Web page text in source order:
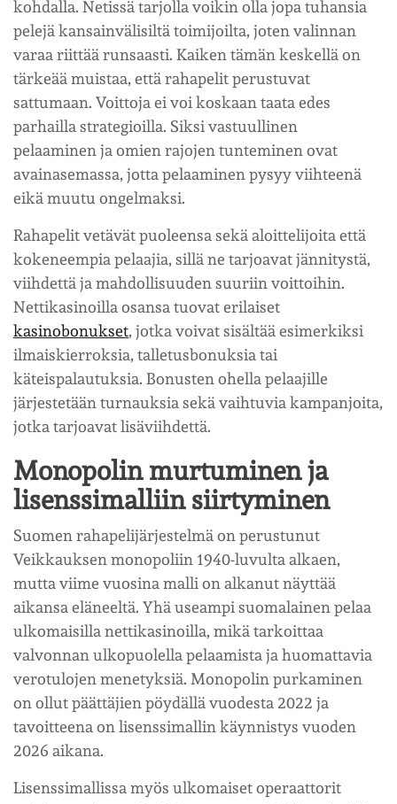
kohdalla. Netissä tarjolla voikin olla jopa tuhansia
pelejä kansainvälisiltä toimijoilta, joten valinnan
varaa riittää runsaasti. Kaiken tämän keskellä on
tärkeää muistaa, että rahapelit perustuvat
sattumaan. Voittoja ei voi koskaan taata edes
parhailla strategioilla. Siksi vastuullinen
pelaaminen ja omien rajojen tunteminen ovat
avainasemassa, jotta pelaaminen pysyy viihteenä
eikä muutu ongelmaksi.
Rahapelit vetävät puoleensa sekä aloittelijoita että
kokeneempia pelaajia, sillä ne tarjoavat jännitystä,
viihdettä ja mahdollisuuden suuriin voittoihin.
Nettikasinoilla osansa tuovat erilaiset
kasinobonukset, jotka voivat sisältää esimerkiksi
ilmaiskierroksia, talletusbonuksia tai
käteispalautuksia. Bonusten ohella pelaajille
järjestetään turnauksia sekä vaihtuvia kampanjoita,
jotka tarjoavat lisäviihdettä.
Monopolin murtuminen ja
lisenssimalliin siirtyminen
Suomen rahapelijärjestelmä on perustunut
Veikkauksen monopoliin 1940-luvulta alkaen,
mutta viime vuosina malli on alkanut näyttää
aikansa eläneeltä. Yhä useampi suomalainen pelaa
ulkomaisilla nettikasinoilla, mikä tarkoittaa
valvonnan ulkopuolella pelaamista ja huomattavia
verotulojen menetyksiä. Monopolin purkaminen
on ollut päättäjien pöydällä vuodesta 2022 ja
tavoitteena on lisenssimallin käynnistys vuoden
2026 aikana.
Lisenssimallissa myös ulkomaiset operaattorit